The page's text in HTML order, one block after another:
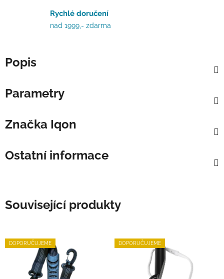
Rychlé doručení
nad 1999,- zdarma
Popis
Parametry
Značka Iqon
Ostatní informace
Související produkty
DOPORUČUJEME DOPORUČUJEME